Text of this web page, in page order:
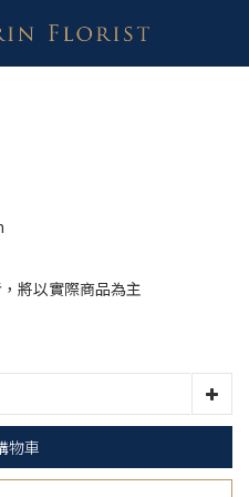
將以實際商品為主
物車